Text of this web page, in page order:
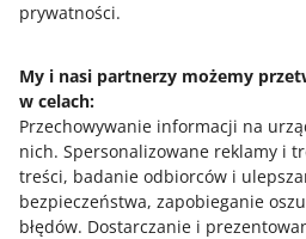
prywatności.
My i nasi partnerzy możemy
w celach:
Przechowywanie informacji na
nich. Spersonalizowane reklamy i
treści, badanie odbiorców i
bezpieczeństwa, zapobieganie
błędów. Dostarczanie i
Potrzebujesz pomocy?
Skontaktuj się z nami